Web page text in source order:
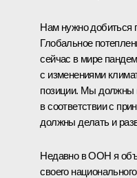
Нам нужно добиться
Глобальное
сейчас в мире
с изменениями
позиции. Мы должны
в соответствии с
должны делать и
Недавно в ООН я
своего